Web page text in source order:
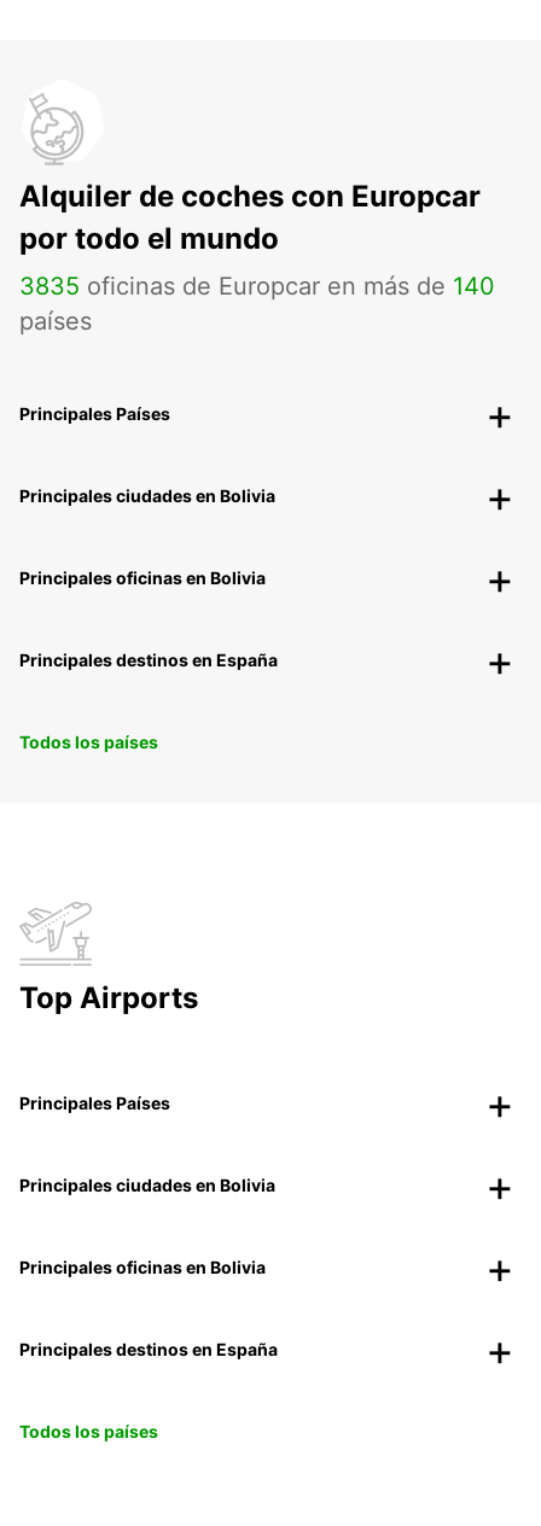
Alquiler de coches con Europcar
por todo el mundo
3835 oficinas de Europcar en más de 140
países
Principales Países
Principales ciudades en Bolivia
Principales oficinas en Bolivia
Principales destinos en España
Todos los países
Top Airports
Principales Países
Principales ciudades en Bolivia
Principales oficinas en Bolivia
Principales destinos en España
Todos los países